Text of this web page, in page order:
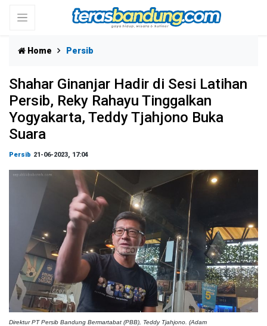
Home Persib
Shahar Ginanjar Hadir di Sesi Latihan
Persib, Reky Rahayu Tinggalkan
Yogyakarta, Teddy Tjahjono Buka
Suara
Persib 21-06-2023, 17:04
Direktur PT Persib Bandung Bermartabat (PBB), Teddy Tjahjono. (Adam